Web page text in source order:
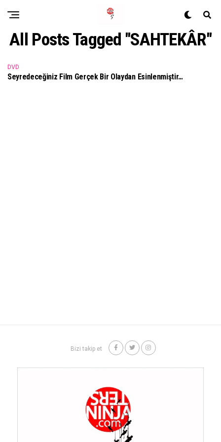
All Posts Tagged "SAHTEKÂR"
DVD
Seyredeceğiniz Film Gerçek Bir Olaydan Esinlenmiştir…
Bizi takip et